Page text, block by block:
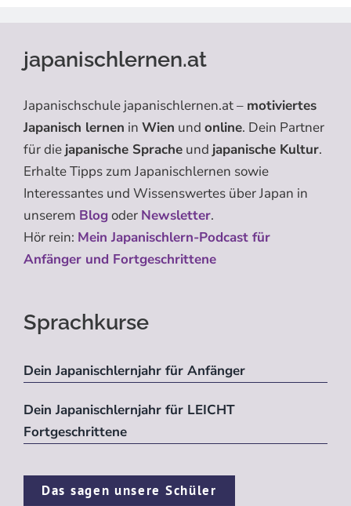
japanischlernen.at
Japanischschule japanischlernen.at – motiviertes
Japanisch lernen in Wien und online. Dein Partner
für die japanische Sprache und japanische Kultur.
Erhalte Tipps zum Japanischlernen sowie
Interessantes und Wissenswertes über Japan in
unserem Blogoder Newsletter.
Hör rein: Mein Japanischlern-Podcast für
Anfänger und Fortgeschrittene
Sprachkurse
Dein Japanischlernjahr für Anfänger
Dein Japanischlernjahr für LEICHT
Fortgeschrittene
Das sagen unsere Schüler